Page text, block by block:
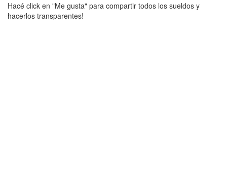
Hacé click en "Me gusta" para compartir todos los sueldos y
hacerlos transparentes!